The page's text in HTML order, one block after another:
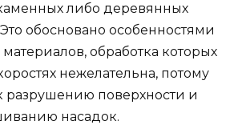
либо деревянных
обосновано особенностями
материалов, обработка которых
нежелательна, потому
разрушению поверхности и
насадок.